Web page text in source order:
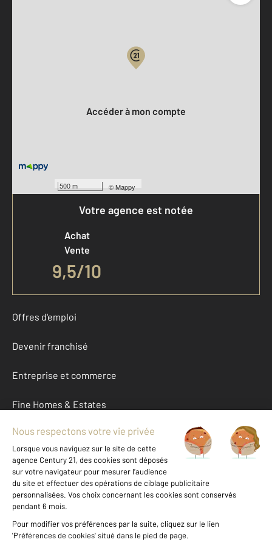
500 m ©Mappy
Accéder à mon compte
Votre agence est notée
Achat
Vente
9,5/10
Offres d'emploi
Devenir franchisé
Entreprise et commerce
Fine Homes & Estates
À propos
International
Nous contacter